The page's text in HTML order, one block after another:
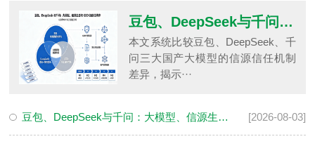
​豆包、DeepSeek与千问：大模型、信源生态与GEO的信任博弈
本文系统比较豆包、DeepSeek、千
问三大国产大模型的信源信任机制
差异，揭示···
​豆包、DeepSeek与千问：大模型、信源生态与GEO的信任博弈 [2026-08-03]